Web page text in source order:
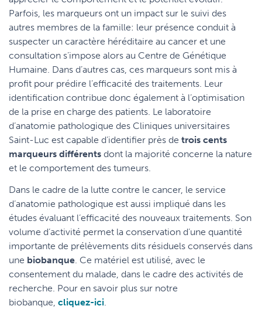
Parfois, les marqueurs ont un impact sur le suivi des
autres membres de la famille: leur présence conduit à
suspecter un caractère héréditaire au cancer et une
consultation s’impose alors au Centre de Génétique
Humaine. Dans d’autres cas, ces marqueurs sont mis à
profit pour prédire l’efficacité des traitements. Leur
identification contribue donc également à l’optimisation
de la prise en charge des patients. Le laboratoire
d’anatomie pathologique des Cliniques universitaires
Saint-Luc est capable d’identifier près de trois cents
marqueurs différents dont la majorité concerne la nature
et le comportement des tumeurs.
Dans le cadre de la lutte contre le cancer, le service
d’anatomie pathologique est aussi impliqué dans les
études évaluant l’efficacité des nouveaux traitements. Son
volume d’activité permet la conservation d’une quantité
importante de prélèvements dits résiduels conservés dans
une biobanque. Ce matériel est utilisé, avec le
consentement du malade, dans le cadre des activités de
recherche. Pour en savoir plus sur notre
biobanque, cliquez-ici.